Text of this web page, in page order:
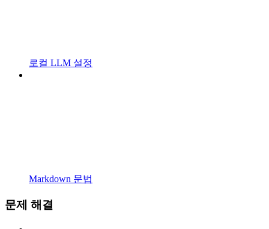
로컬 LLM 설정
Markdown 문법
문제 해결